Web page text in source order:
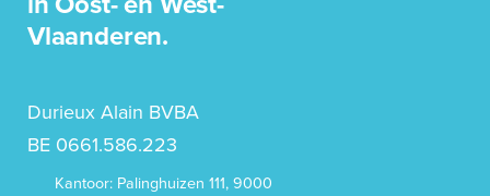
Vlaanderen.
Durieux Alain BVBA
BE 0661.586.223
Kantoor: Palinghuizen 111, 9000